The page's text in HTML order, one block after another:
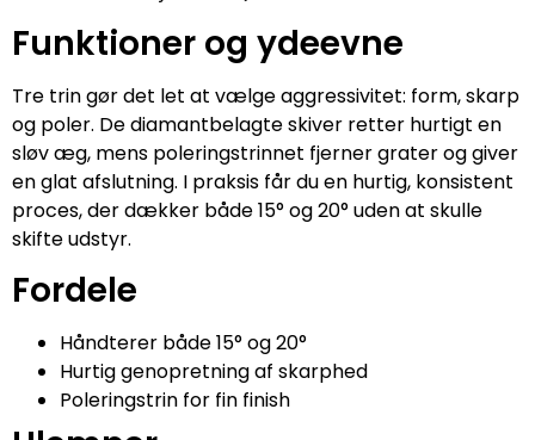
Funktioner og ydeevne
Tre trin gør det let at vælge aggressivitet: form, skarp
og poler. De diamantbelagte skiver retter hurtigt en
sløv æg, mens poleringstrinnet fjerner grater og giver
en glat afslutning. I praksis får du en hurtig, konsistent
proces, der dækker både 15° og 20° uden at skulle
skifte udstyr.
Fordele
Håndterer både 15° og 20°
Hurtig genopretning af skarphed
Poleringstrin for fin finish